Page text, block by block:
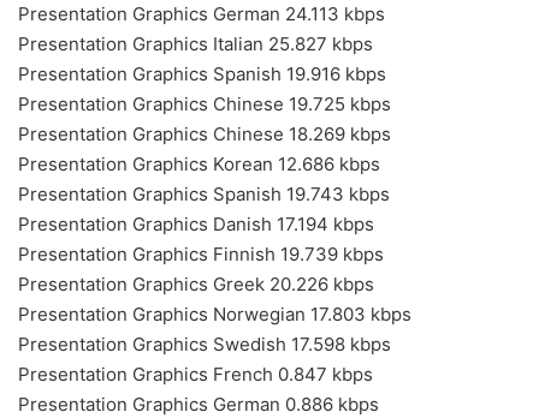
Presentation Graphics German 24.113 kbps
Presentation Graphics Italian 25.827 kbps
Presentation Graphics Spanish 19.916 kbps
Presentation Graphics Chinese 19.725 kbps
Presentation Graphics Chinese 18.269 kbps
Presentation Graphics Korean 12.686 kbps
Presentation Graphics Spanish 19.743 kbps
Presentation Graphics Danish 17.194 kbps
Presentation Graphics Finnish 19.739 kbps
Presentation Graphics Greek 20.226 kbps
Presentation Graphics Norwegian 17.803 kbps
Presentation Graphics Swedish 17.598 kbps
Presentation Graphics French 0.847 kbps
Presentation Graphics German 0.886 kbps